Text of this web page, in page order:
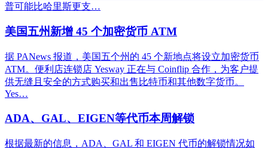
普可能比哈里斯更支…
美国五州新增 45 个加密货币 ATM
据 PANews 报道，美国五个州的 45 个新地点将设立加密货币
ATM。便利店连锁店 Yesway 正在与 Coinflip 合作，为客户提
供无缝且安全的方式购买和出售比特币和其他数字货币。
Yes…
ADA、GAL、EIGEN等代币本周解锁
根据最新的信息，ADA、GAL 和 EIGEN 代币的解锁情况如